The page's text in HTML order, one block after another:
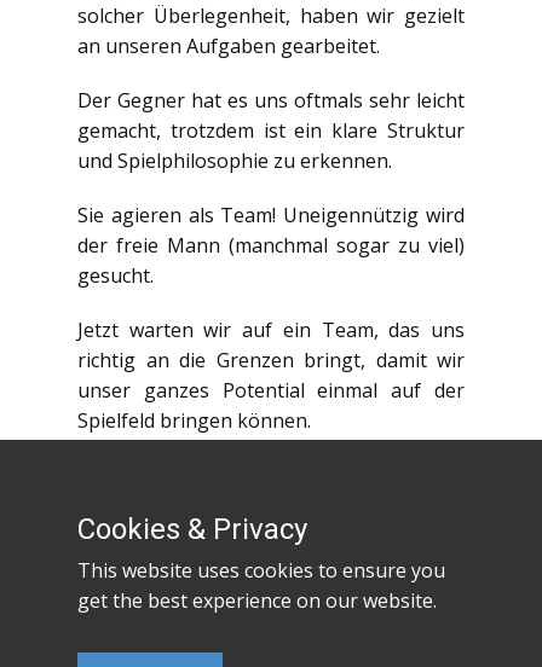
solcher Überlegenheit, haben wir gezielt
an unseren Aufgaben gearbeitet.
Der Gegner hat es uns oftmals sehr leicht
gemacht, trotzdem ist ein klare Struktur
und Spielphilosophie zu erkennen.
Sie agieren als Team! Uneigennützig wird
der freie Mann (manchmal sogar zu viel)
gesucht.
Jetzt warten wir auf ein Team, das uns
richtig an die Grenzen bringt, damit wir
unser ganzes Potential einmal auf der
Spielfeld bringen können.
Kilian, Vincent, Can und Henri
Cookies & Privacy
This website uses cookies to ensure you
get the best experience on our website.